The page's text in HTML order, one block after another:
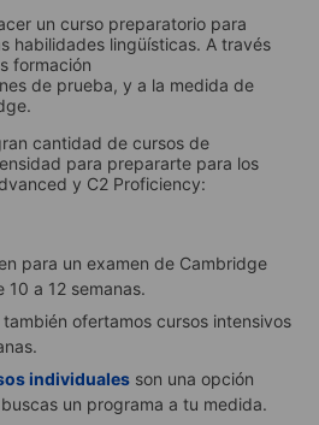
un curso preparatorio para
habilidades lingüísticas. A través
formación
de prueba, y a la medida de
cantidad de cursos de
para prepararte para los
y C2 Proficiency:
para un examen de Cambridge
10 a 12 semanas.
también ofertamos cursos intensivos
individuales son una opción
un programa a tu medida.